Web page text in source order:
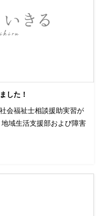
した！
会福祉士相談援助実習が
域生活支援部および障害